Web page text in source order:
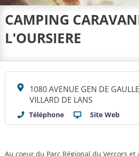
CAMPING
L'OURSIERE
1080 AVENUE GEN DE
VILLARD DE LANS
Téléphone Site Web
Au coeur du Parc Régional du Vercors